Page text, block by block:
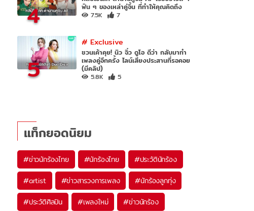
4
ฟิน ๆ ของเหล่าคู่จิ้น ที่ทำให้คุณคิดถึง
7.5K 7
5
# Exclusive
ชวนเค้าคุย! นิว จิ๋ว ดูโอ ดีว่า กลับมาทำ
เพลงคู่อีกครั้ง ไลน์เสียงประสานที่รอคอย
(มีคลิป)
5.8K 5
แท็กยอดนิยม
#ข่าวนักร้องไทย #นักร้องไทย #ประวัตินักร้อง
#artist #ข่าวสารวงการเพลง #นักร้องลูกทุ่ง
#ประวัติศิลปิน #เพลงใหม่ #ข่าวนักร้อง